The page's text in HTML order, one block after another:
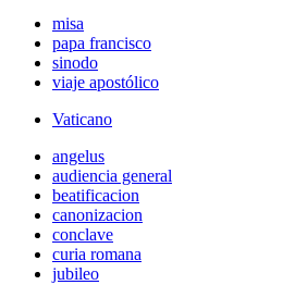
misa
papa francisco
sinodo
viaje apostólico
Vaticano
angelus
audiencia general
beatificacion
canonizacion
conclave
curia romana
jubileo